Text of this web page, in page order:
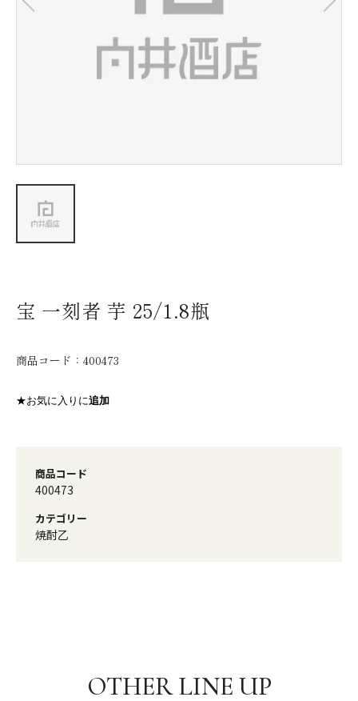
会社情報
宝 一刻者 芋 25/1.8瓶
商品コード： 400473
★お気に入りに追加
商品コード
400473
カテゴリー
焼酎乙